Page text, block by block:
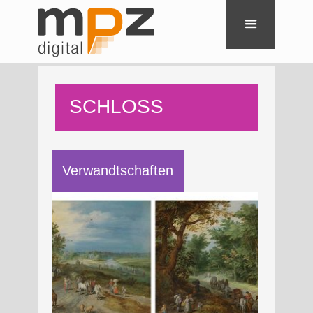
SCHLOSS
NEUBURG AN
DER DONAU
Verwandtschaften